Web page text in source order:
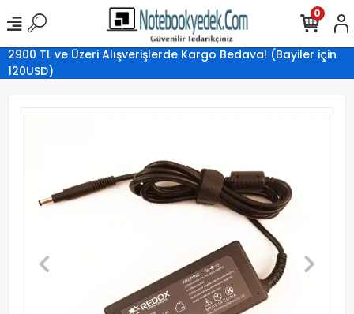
2900 TL ve Üzeri Alışverişlerde Kargo Bedava! (Bayiler için
120USD)
0